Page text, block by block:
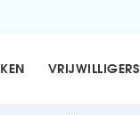
VRIJWILLIGERS